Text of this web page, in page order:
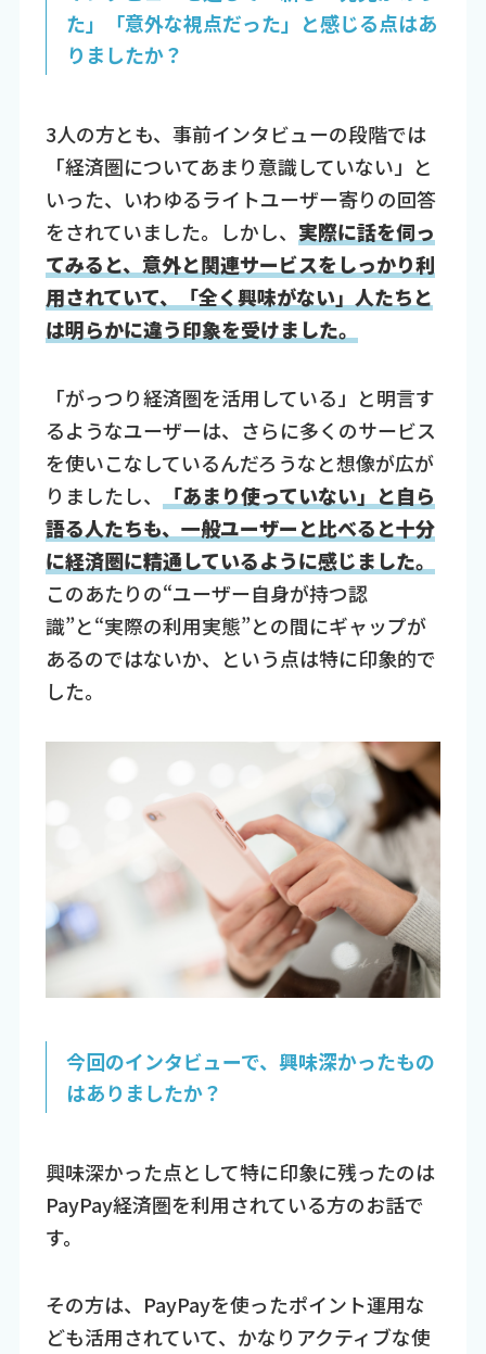
た」「意外な視点だった」と感じる点はあ
りましたか？
3人の方とも、事前インタビューの段階では
「経済圏についてあまり意識していない」と
いった、いわゆるライトユーザー寄りの回答
をされていました。しかし、 実際に話を伺っ
てみると、意外と関連サービスをしっかり利
用されていて、「全く興味がない」人たちと
は明らかに違う印象を受けました。
「がっつり経済圏を活用している」と明言す
るようなユーザーは、さらに多くのサービス
を使いこなしているんだろうなと想像が広が
りましたし、
「あまり使っていない」と自ら
語る人たちも、一般ユーザーと比べると十分
に経済圏に精通しているように感じました。
このあたりの“ユーザー自身が持つ認
識”と“実際の利用実態”との間にギャップが
あるのではないか、という点は特に印象的で
した。
今回のインタビューで、興味深かったもの
はありましたか？
興味深かった点として特に印象に残ったのは
PayPay経済圏を利用されている方のお話で
す。
その方は、PayPayを使ったポイント運用な
ども活用されていて、かなりアクティブな使